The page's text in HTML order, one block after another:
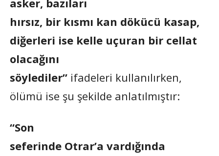
hırsız, bir kısmı kan dökücü kasap,
diğerleri ise kelle uçuran bir cellat
olacağını
söylediler” ifadeleri kullanılırken,
ölümü ise şu şekilde anlatılmıştır:
“Son
seferinde Otrar’a vardığında